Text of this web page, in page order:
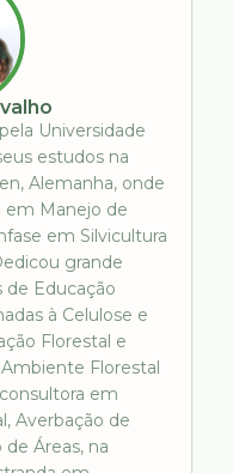
Universidade
estudos na
Alemanha, onde
em Manejo de
em Silvicultura
grande
de Educação
à Celulose e
Florestal e
Florestal
em
Averbação de
Áreas, na